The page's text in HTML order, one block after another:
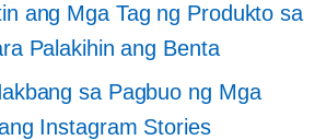
ang Mga Tag ng Produkto sa
Palakihin ang Benta
sa Pagbuo ng Mga
Instagram Stories